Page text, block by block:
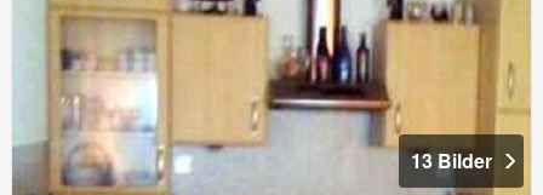
13 Bilder